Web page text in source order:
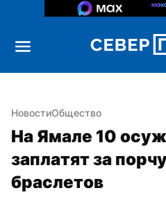
НовостиОбщество
На Ямале 10
заплатят за
браслетов